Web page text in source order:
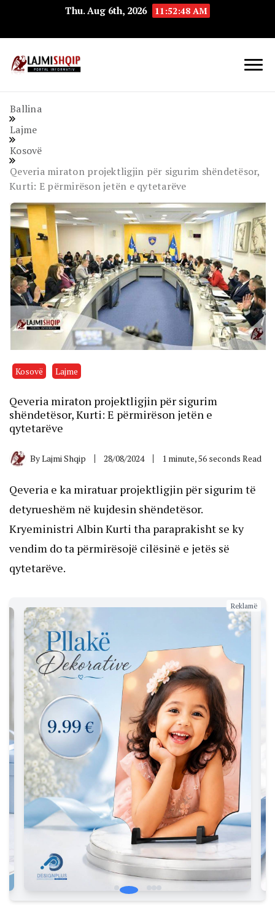
Thu. Aug 6th, 2026 11:52:48 AM
Ballina
Lajme
Kosovë
Qeveria miraton projektligjin për sigurim shëndetësor,
Kurti: E përmirëson jetën e qytetarëve
Kosovë Lajme
Qeveria miraton projektligjin për sigurim
shëndetësor, Kurti: E përmirëson jetën e
qytetarëve
ByLajmi Shqip 28/08/2024 1 minute, 56 seconds Read
Qeveria e ka miratuar projektligjin për sigurim të
detyrueshëm në kujdesin shëndetësor.
Kryeministri Albin Kurti tha paraprakisht se ky
vendim do ta përmirësojë cilësinë e jetës së
qytetarëve.
Reklamë